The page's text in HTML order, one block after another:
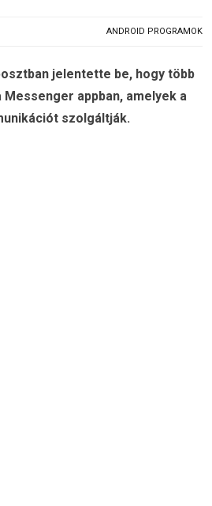
ANDROID PROGRAMOK
jelentette be, hogy több
appban, amelyek a
szolgáltják.